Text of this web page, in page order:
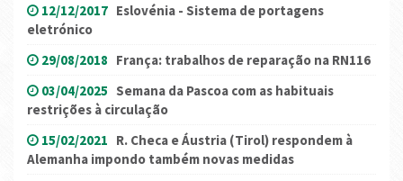
12/12/2017 Eslovénia - Sistema de portagens
eletrónico
29/08/2018 França: trabalhos de reparação na RN116
03/04/2025 Semana da Pascoa com as habituais
restrições à circulação
15/02/2021 R. Checa e Áustria (Tirol) respondem à
Alemanha impondo também novas medidas